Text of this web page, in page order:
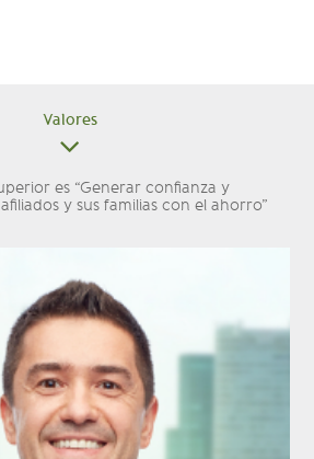
Valores
es “Generar confianza y
y sus familias con el ahorro”